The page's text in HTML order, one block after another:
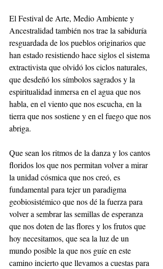
El Festival de Arte, Medio Ambiente y
Ancestralidad también nos trae la sabiduría
resguardada de los pueblos originarios que
han estado resistiendo hace siglos el sistema
extractivista que olvidó los ciclos naturales,
que desdeñó los símbolos sagrados y la
espiritualidad inmersa en el agua que nos
habla, en el viento que nos escucha, en la
tierra que nos sostiene y en el fuego que nos
abriga.
Que sean los ritmos de la danza y los cantos
floridos los que nos permitan volver a mirar
la unidad cósmica que nos creó, es
fundamental para tejer un paradigma
geobiosistémico que nos dé la fuerza para
volver a sembrar las semillas de esperanza
que nos doten de las flores y los frutos que
hoy necesitamos, que sea la luz de un
mundo posible la que nos guíe en este
camino incierto que llevamos a cuestas para